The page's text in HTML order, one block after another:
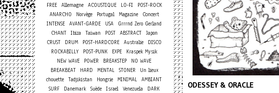
ODESSEY & ORACLE
FREE
Allemagne ACOUSTIQUE LO-FI
POST-ROCK
ANARCHO
Norvège Portugal Magazine Concert
INTENSE AVANT-GARDE USA
Grrrnd Zero Gerland
CHANT
Ibiza Taiwan POST ABSTRACT
Japon
CRUST
DRUM POST-HARDCORE Australie
DISCO
ROCKABILLY
POST-PUNK EXPE
Kraspek Mysik
NEW WAVE
POWER BREAKSTEP
NO WAVE
BREAKBEAT
HARD MENTAL STONER
Un lieux
chouette
Tadjikistan Hongrie MINIMAL
AMBIANT
SURF
Danemark Suède Israel Venezuela
DARK